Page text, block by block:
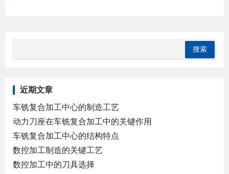
近期文章
车铣复合加工中心的制造工艺
动力刀座在车铣复合加工中的关键作用
车铣复合加工中心的结构特点
数控加工制造的关键工艺
数控加工中的刀具选择